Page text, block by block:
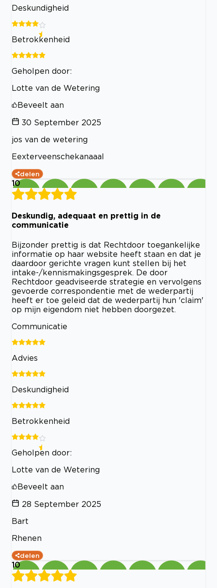
Deskundigheid
Betrokkenheid
Geholpen door:
Lotte van de Wetering
Beveelt aan
30 September 2025
jos van de wetering
Eexterveenschekanaaal
delen
10
Deskundig, adequaat en prettig in de
communicatie
Bijzonder prettig is dat Rechtdoor toegankelijke
informatie op haar website heeft staan en dat je
daardoor gerichte vragen kunt stellen bij het
intake-/kennismakingsgesprek. De door
Rechtdoor geadviseerde strategie en vervolgens
gevoerde correspondentie met de wederpartij
heeft er toe geleid dat de wederpartij hun 'claim'
op mijn eigendom niet hebben doorgezet.
Communicatie
Advies
Deskundigheid
Betrokkenheid
Geholpen door:
Lotte van de Wetering
Beveelt aan
28 September 2025
Bart
Rhenen
delen
10